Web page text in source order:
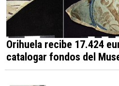
Orihuela recibe 17.424
catalogar fondos del